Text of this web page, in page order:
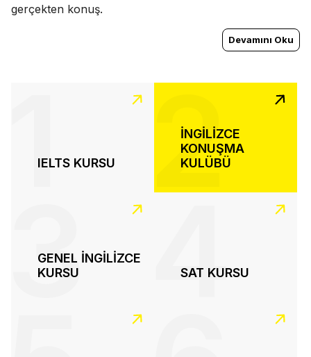
gerçekten konuş.
Devamını Oku
IELTS KURSU
1
İNGİLİZCE
KONUŞMA
KULÜBÜ
2
GENEL İNGİLİZCE
KURSU
3 SAT KURSU
4